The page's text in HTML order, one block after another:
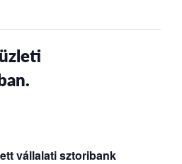
vállalati sztoribank